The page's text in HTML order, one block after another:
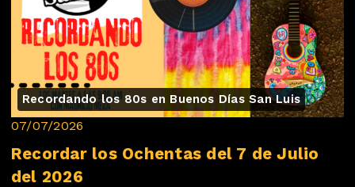
Recordando los 80s en Buenos Días San Luis
07/07/2026
Recordar los Ochentas del 7 de Julio
del 2026